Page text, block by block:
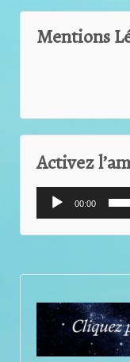
Mentions
Activez
00:00